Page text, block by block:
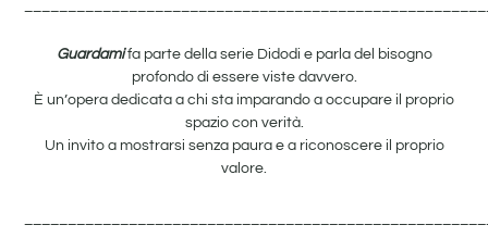
Guardamifa parte della serie Didodi e parla del bisogno
profondo di essere viste davvero.
È un’opera dedicata a chi sta imparando a occupare il proprio
spazio con verità.
Un invito a mostrarsi senza paura e a riconoscere il proprio
valore.